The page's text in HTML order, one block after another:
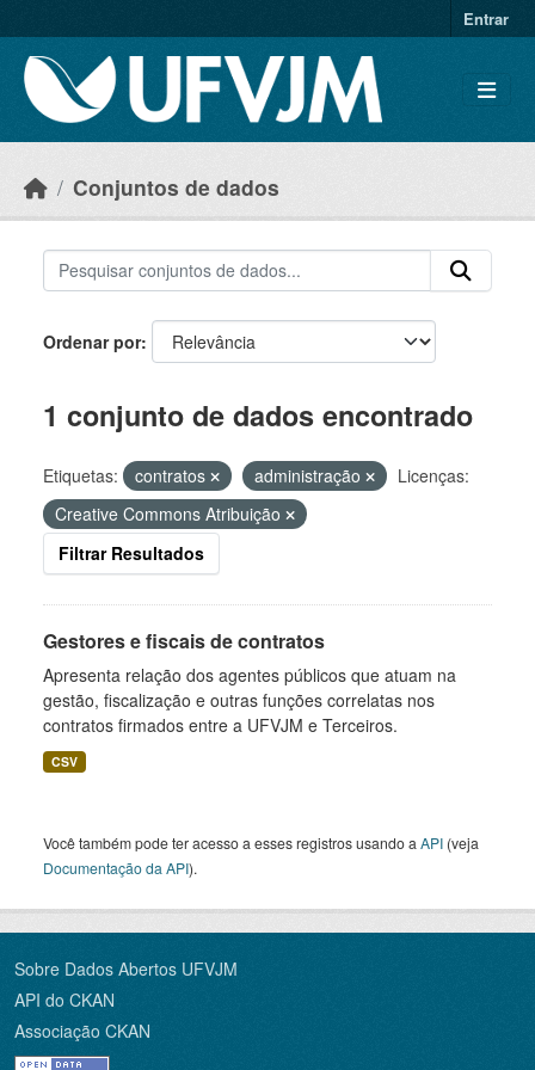
Entrar
Conjuntos de dados
Ordenar por
1 conjunto de dados encontrado
Etiquetas: contratos administração
Licenças:
Creative Commons Atribuição
Filtrar Resultados
Gestores e fiscais de contratos
Apresenta relação dos agentes públicos que atuam na
gestão, fiscalização e outras funções correlatas nos
contratos firmados entre a UFVJM e Terceiros.
CSV
Você também pode ter acesso a esses registros usando a API (veja
Documentação da API).
Sobre Dados Abertos UFVJM
API do CKAN
Associação CKAN